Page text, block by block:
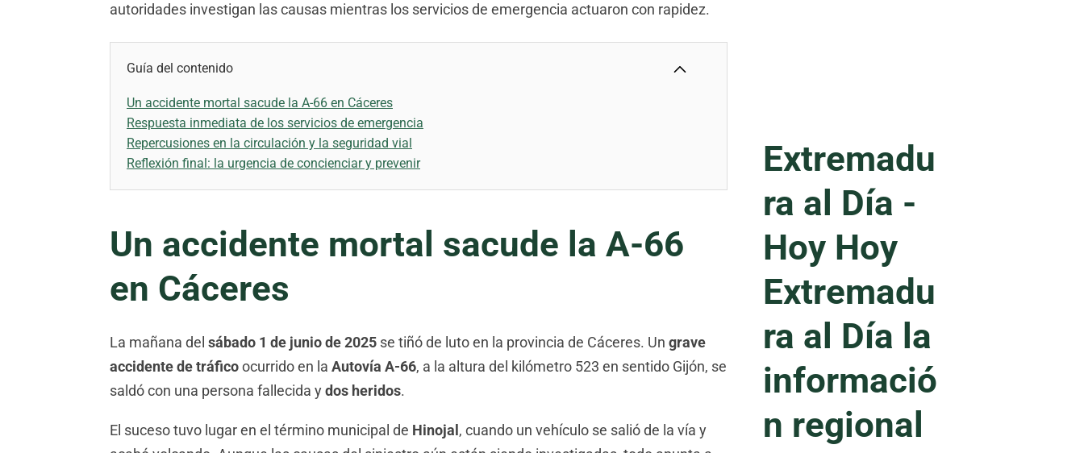
autoridades investigan las causas mientras los servicios de emergencia actuaron con rapidez.
Guía del contenido
Un accidente mortal sacude la A-66 en Cáceres
Respuesta inmediata de los servicios de emergencia
Repercusiones en la circulación y la seguridad vial
Reflexión final: la urgencia de concienciar y prevenir
Un accidente mortal sacude la A-66
en Cáceres
La mañana del sábado 1 de junio de 2025 se tiñó de luto en la provincia de Cáceres. Un grave
accidente de tráficoocurrido en la Autovía A-66, a la altura del kilómetro 523 en sentido Gijón, se
saldó con una persona fallecida ydos heridos.
El suceso tuvo lugar en el término municipal de Hinojal , cuando un vehículo se salió de la vía y
Extremadu
ra al Día -
Hoy Hoy
Extremadu
ra al Día la
informació
n regional